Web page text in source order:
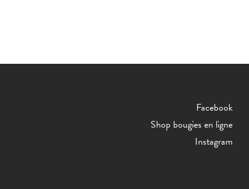
Facebook
Shop bougies en ligne
Instagram